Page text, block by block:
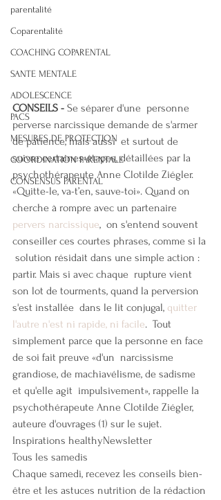
parentalité
Coparentalité
COACHING COPARENTAL
SANTE MENTALE
ADOLESCENCE
PACS
MESURES DE PROTECTION
COORDINATION PARENTALE
CONSENSUS PARENTAL
CONSEILS - Se séparer d'une  personne
perverse narcissique demande de s'armer
de patience, mais aussi  et surtout de
suivre certaines étapes, détaillées par la
psychothérapeute Anne Clotilde Ziégler.
«Quitte-le, va-t’en, sauve-toi». Quand on
cherche à rompre avec un partenaire
pervers narcissique,  on s'entend souvent
conseiller ces courtes phrases, comme si la
solution résidait dans une simple action :
partir. Mais si avec chaque  rupture vient
son lot de tourments, quand la perversion
s'est installée  dans le lit conjugal, quitter
l'autre n'est ni rapide, ni facile.  Tout
simplement parce que la personne en face
de soi fait preuve «d'un  narcissisme
grandiose, de machiavélisme, de sadisme
et qu'elle agit  impulsivement», rappelle la
psychothérapeute Anne Clotilde Ziégler,
auteure d'ouvrages (1) sur le sujet.
Inspirations healthyNewsletter
Tous les samedis
Chaque samedi, recevez les conseils bien-
être et les astuces nutrition de la rédaction